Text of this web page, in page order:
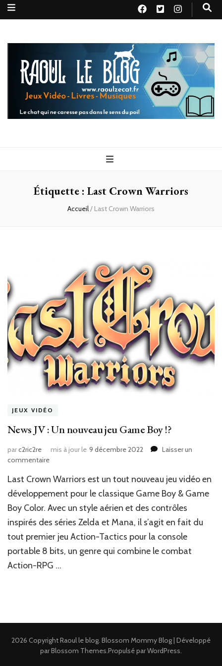
Raoul le
blog
Étiquette : Last Crown Warriors
Accueil/ Last Crown Warriors
JEUX VIDÉO
News JV : Un nouveau jeu Game Boy !?
parc2ric2re mis à jour le 9 décembre 2022
Laisser un
commentairesur
JV
:
nouveau
jeu
Game
Boy
!?
Last Crown Warriors est un tout nouveau jeu vidéo en
développement pour le classique Game Boy & Game
Boy Color. Avec un style aérien et des contrôles
inspirés des séries Zelda et Mana, il s’agit en fait du
tout premier jeu Action-Tactics pour la console
portable 8 bits, un genre qui combine le combat
Action-RPG …
2026 CopyrightRaoul le blog Blossom Mommy Blog | Développé
parBlossom Themes .Propulsé parWordPress